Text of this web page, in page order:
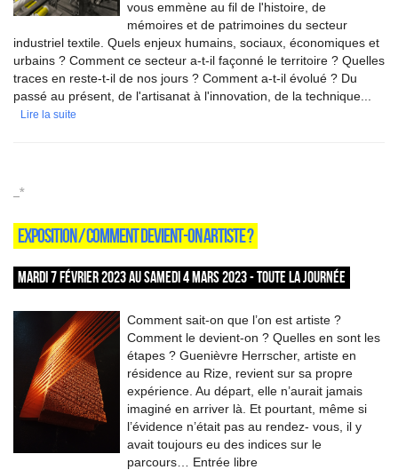
vous emmène au fil de l'histoire, de
mémoires et de patrimoines du secteur
industriel textile. Quels enjeux humains, sociaux, économiques et
urbains ? Comment ce secteur a-t-il façonné le territoire ? Quelles
traces en reste-t-il de nos jours ? Comment a-t-il évolué ? Du
passé au présent, de l'artisanat à l'innovation, de la technique...
Lire la suite
_*
EXPOSITION / COMMENT DEVIENT-ON ARTISTE ?
MARDI 7 FÉVRIER 2023 AU SAMEDI 4 MARS 2023 - TOUTE LA JOURNÉE
Comment sait-on que l’on est artiste ?
Comment le devient-on ? Quelles en sont les
étapes ? Guenièvre Herrscher, artiste en
résidence au Rize, revient sur sa propre
expérience. Au départ, elle n’aurait jamais
imaginé en arriver là. Et pourtant, même si
l’évidence n’était pas au rendez- vous, il y
avait toujours eu des indices sur le
parcours… Entrée libre